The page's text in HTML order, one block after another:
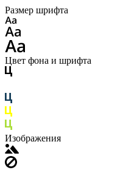
Размер шрифта
Цвет фона и шрифта
Изображения